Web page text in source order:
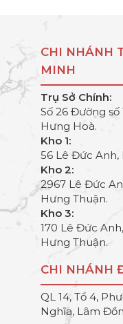
CHI NHÁNH
MINH
Trụ Sở Chính:
Số 26 Đường số
Hưng Hoà.
Kho 1:
56 Lê Đức Anh,
Kho 2:
2967 Lê Đức
Hưng Thuận.
Kho 3:
170 Lê Đức
Hưng Thuận.
CHI NHÁNH
QL 14, Tổ 4,
Nghĩa, Lâm